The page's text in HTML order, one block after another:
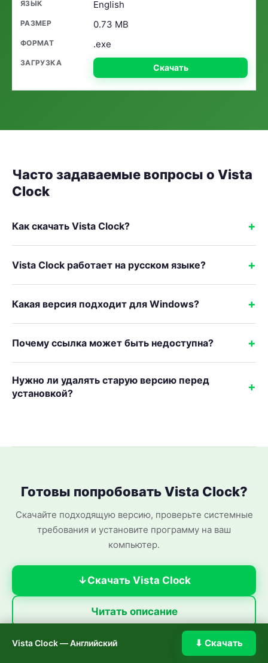
English
0.73 MB
.exe
Скачать
Часто задаваемые вопросы о Vista
Clock
Как скачать Vista Clock?
Vista Clock работает на русском языке?
Какая версия подходит для Windows?
Почему ссылка может быть недоступна?
Нужно ли удалять старую версию перед
установкой?
Готовы попробовать Vista Clock?
Скачайте подходящую версию, проверьте системные
требования и установите программу на ваш
компьютер.
Скачать Vista Clock
Читать описание
Vista Clock — Английский ⬇ Скачать